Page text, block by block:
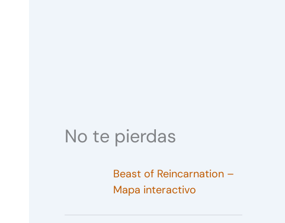
No te pierdas
Beast of Reincarnation –
Mapa interactivo